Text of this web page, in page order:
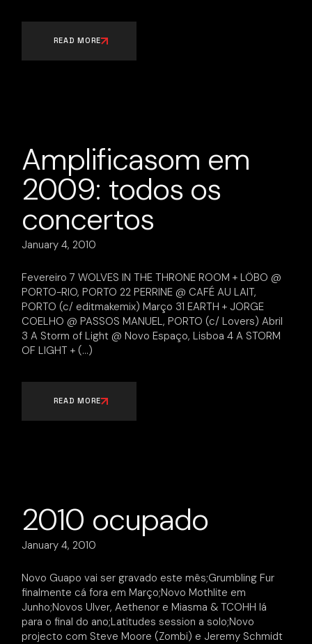
READ MORE
Amplificasom em
2009: todos os
concertos
January 4, 2010
Fevereiro 7 WOLVES IN THE THRONE ROOM + LÖBO @
PORTO-RIO, PORTO 22 PERRINE @ CAFÉ AU LAIT,
PORTO (c/ editmakemix) Março 31 EARTH + JORGE
COELHO @ PASSOS MANUEL, PORTO (c/ Lovers) Abril
3 A Storm of Light @ Novo Espaço, Lisboa 4 A STORM
OF LIGHT +
READ MORE
2010 ocupado
January 4, 2010
Novo Guapo vai ser gravado este mês;Grumbling Fur
finalmente cá fora em Março;Novo Mothlite em
Junho;Novos Ulver, Aethenor e Miasma & TCOHH lá
para o final do ano;Latitudes session a solo;Novo
projecto com Steve Moore (Zombi) e Jeremy Schmidt